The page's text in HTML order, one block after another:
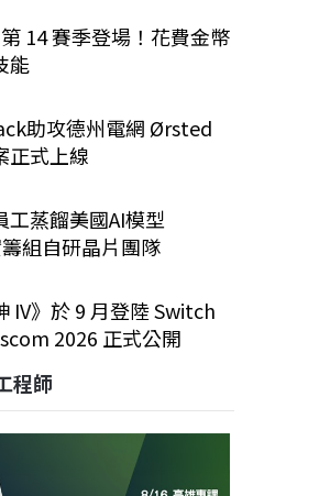
14 賽季登場！花費金幣
能
助攻德州電網 Ørsted
正式上線
工蒸餾美國AI模型
組自研晶片團隊
IV》於 9 月登陸 Switch
2026 正式公開
程師